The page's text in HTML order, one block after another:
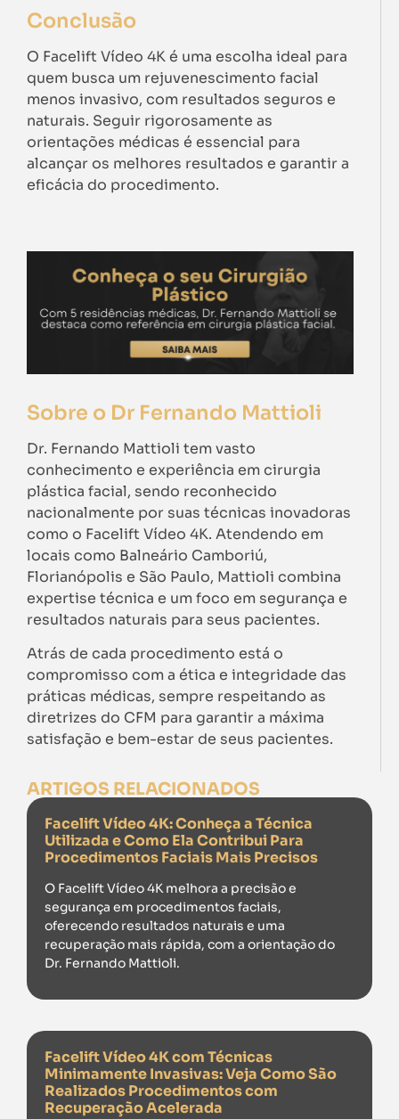
Conclusão
O Facelift Vídeo 4K é uma escolha ideal para
quem busca um rejuvenescimento facial
menos invasivo, com resultados seguros e
naturais. Seguir rigorosamente as
orientações médicas é essencial para
alcançar os melhores resultados e garantir a
eficácia do procedimento.
Sobre o Dr Fernando Mattioli
Dr. Fernando Mattioli tem vasto
conhecimento e experiência em cirurgia
plástica facial, sendo reconhecido
nacionalmente por suas técnicas inovadoras
como o Facelift Vídeo 4K. Atendendo em
locais como Balneário Camboriú,
Florianópolis e São Paulo, Mattioli combina
expertise técnica e um foco em segurança e
resultados naturais para seus pacientes.
Atrás de cada procedimento está o
compromisso com a ética e integridade das
práticas médicas, sempre respeitando as
diretrizes do CFM para garantir a máxima
satisfação e bem-estar de seus pacientes.
ARTIGOS RELACIONADOS
Facelift Vídeo 4K: Conheça a Técnica
Utilizada e Como Ela Contribui Para
Procedimentos Faciais Mais Precisos
O Facelift Vídeo 4K melhora a precisão e
segurança em procedimentos faciais,
oferecendo resultados naturais e uma
recuperação mais rápida, com a orientação do
Dr. Fernando Mattioli.
Facelift Vídeo 4K com Técnicas
Minimamente Invasivas: Veja Como São
Realizados Procedimentos com
Recuperação Acelerada